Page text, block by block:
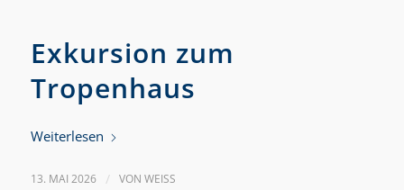
Exkursion zum
Tropenhaus
Weiterlesen
13. MAI 2026 / VON WEISS